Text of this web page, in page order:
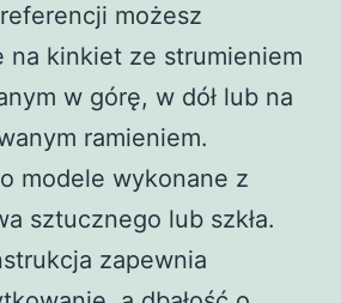
możesz
na kinkiet ze strumieniem
w górę, w dół lub na
ramieniem.
modele wykonane z
sztucznego lub szkła.
zapewnia